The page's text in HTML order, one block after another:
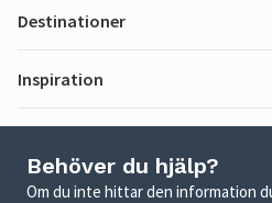
Destinationer
Inspiration
Behöver du hjälp?
Om du inte hittar den information